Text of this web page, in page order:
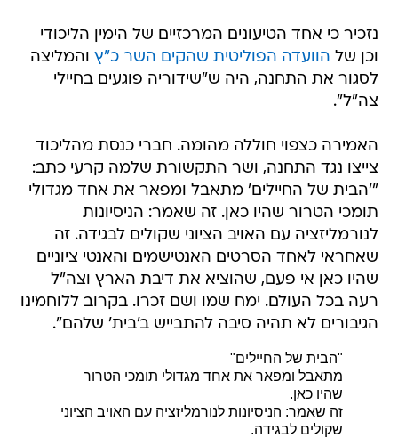
נזכיר כי אחד הטיעונים המרכזיים של הימין הליכודי
וכן של הוועדה הפוליטית שהקים השר כ"ץ והמליצה
לסגור את התחנה, היה ש"שידוריה פוגעים בחיילי
צה"ל".
האמירה כצפוי חוללה מהומה. חברי כנסת מהליכוד
צייצו נגד התחנה, ושר התקשורת שלמה קרעי כתב:
"'הבית של החיילים' מתאבל ומפאר את אחד מגדולי
תומכי הטרור שהיו כאן. זה שאמר: הניסיונות
לנורמליזציה עם האויב הציוני שקולים לבגידה. זה
שאחראי לאחד הסרטים האנטישמים והאנטי ציוניים
שהיו כאן אי פעם, שהוציא את דיבת הארץ וצה"ל
רעה בכל העולם. ימח שמו ושם זכרו. בקרוב ללוחמינו
הגיבורים לא תהיה סיבה להתבייש ב'בית' שלהם".
"הבית של החיילים"
מתאבל ומפאר את אחד מגדולי תומכי הטרור
שהיו כאן.
זה שאמר: הניסיונות לנורמליזציה עם האויב הציוני
שקולים לבגידה.